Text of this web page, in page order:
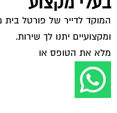
המוקד לדייר של פורטל בית
ומקצועיים יתנו לך שירות.
מלא את הטופס אולחץ